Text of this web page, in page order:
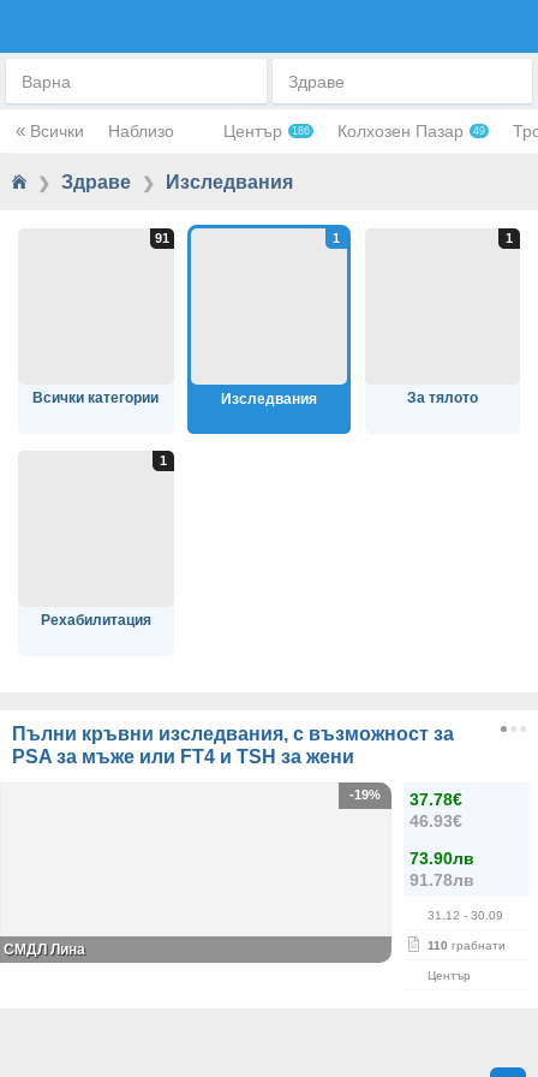
Варна Здраве
« Всички Наблизо Център 186 Колхозен Пазар 49
❯ Здраве ❯ Изследвания
Всички категории Изследвания За тялото
Рехабилитация
Пълни кръвни изследвания, с възможност за
PSA за мъже или FT4 и TSH за жени
37.78€
46.93€
73.90лв
91.78лв
31.12 - 30.09
110 грабнати
Център
-19%
СМДЛ Лина